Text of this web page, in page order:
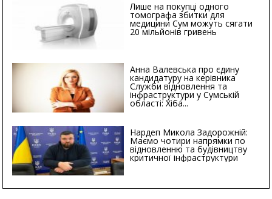
Лише на покупці одного
томографа збитки для
медицини Сум можуть сягати
20 мільйонів гривень
Анна Валевська про єдину
кандидатуру на керівника
Служби відновлення та
інфраструктури у Сумській
області: Хіба...
Нардеп Микола Задорожній:
Маємо чотири напрямки по
відновленню та будівництву
критичної інфраструктури